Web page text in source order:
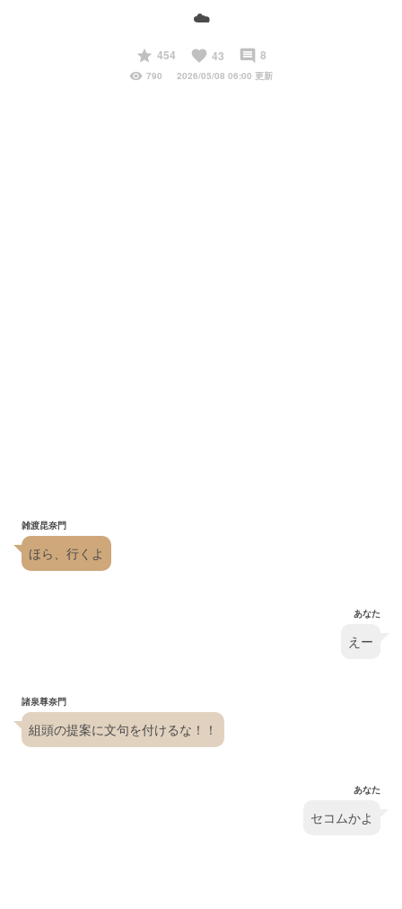
☁️
start
454 favorite 43 insert_comment 8
visibility 790 2026/05/08 06:00 更新
雑渡昆奈門
ほら、行くよ
あなた
えー
諸泉尊奈門
組頭の提案に文句を付けるな！！
あなた
セコムかよ